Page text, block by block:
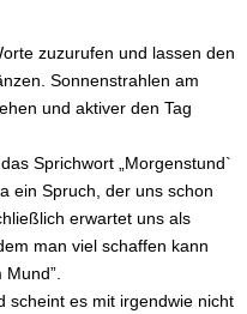
zuzurufen und lassen den
Sonnenstrahlen am
und aktiver den Tag
Sprichwort „Morgenstund`
ein Spruch, der uns schon
erwartet uns als
man viel schaffen kann
scheint es mit irgendwie nicht